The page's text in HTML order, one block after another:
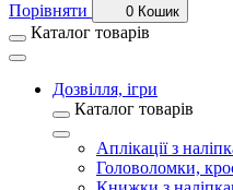
Порівняти
0 Кошик
Каталог товарів
Дозвілля, ігри
Каталог товарів
Аплікації з
Головоломки,